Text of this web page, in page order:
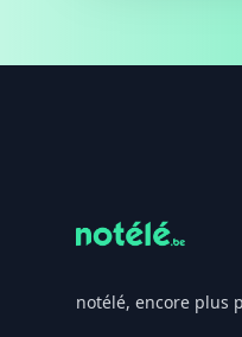
notélé, encore plus